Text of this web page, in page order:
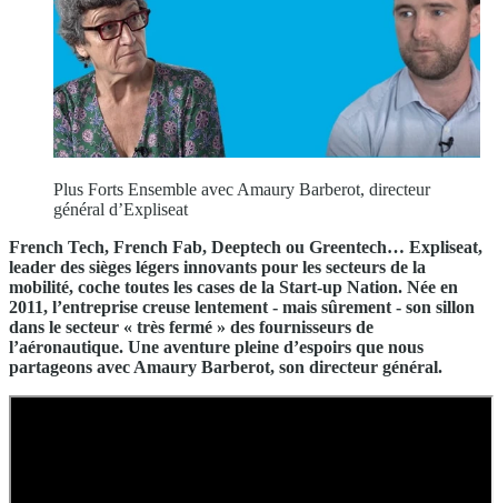
Plus Forts Ensemble avec Amaury Barberot, directeur
général d’Expliseat
French Tech, French Fab, Deeptech ou Greentech… Expliseat,
leader des sièges légers innovants pour les secteurs de la
mobilité, coche toutes les cases de la Start-up Nation. Née en
2011, l’entreprise creuse lentement - mais sûrement - son sillon
dans le secteur « très fermé » des fournisseurs de
l’aéronautique. Une aventure pleine d’espoirs que nous
partageons avec Amaury Barberot, son directeur général.